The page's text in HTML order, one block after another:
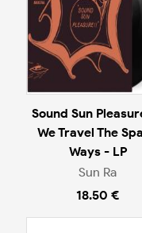
Sound Sun
We Travel The
Ways - LP
Sun Ra
18.50 €